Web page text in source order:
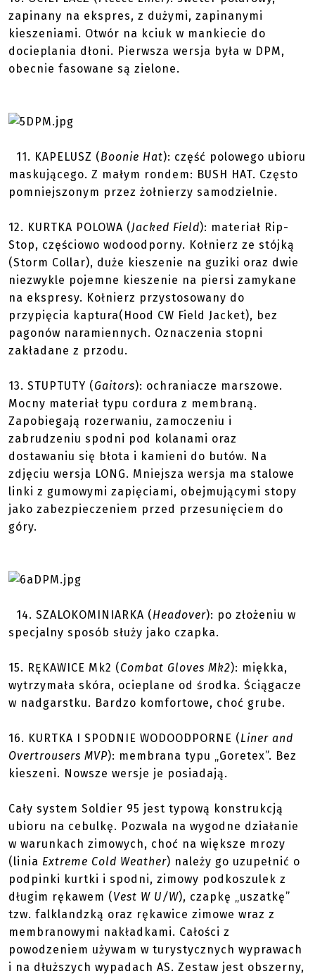
zapinany na ekspres, z dużymi, zapinanymi
kieszeniami. Otwór na kciuk w mankiecie do
docieplania dłoni. Pierwsza wersja była w DPM,
obecnie fasowane są zielone.
11. KAPELUSZ (Boonie Hat): część polowego ubioru
maskującego. Z małym rondem: BUSH HAT. Często
pomniejszonym przez żołnierzy samodzielnie.
12. KURTKA POLOWA (Jacked Field): materiał Rip-
Stop, częściowo wodoodporny. Kołnierz ze stójką
(Storm Collar), duże kieszenie na guziki oraz dwie
niezwykle pojemne kieszenie na piersi zamykane
na ekspresy. Kołnierz przystosowany do
przypięcia kaptura(Hood CW Field Jacket), bez
pagonów naramiennych. Oznaczenia stopni
zakładane z przodu.
13. STUPTUTY (Gaitors): ochraniacze marszowe.
Mocny materiał typu cordura z membraną.
Zapobiegają rozerwaniu, zamoczeniu i
zabrudzeniu spodni pod kolanami oraz
dostawaniu się błota i kamieni do butów. Na
zdjęciu wersja LONG. Mniejsza wersja ma stalowe
linki z gumowymi zapięciami, obejmującymi stopy
jako zabezpieczeniem przed przesunięciem do
góry.
14. SZALOKOMINIARKA (Headover): po złożeniu w
specjalny sposób służy jako czapka.
15. RĘKAWICE Mk2 (Combat Gloves Mk2): miękka,
wytrzymała skóra, ocieplane od środka. Ściągacze
w nadgarstku. Bardzo komfortowe, choć grube.
16. KURTKA I SPODNIE WODOODPORNE (Liner and
Overtrousers MVP): membrana typu „Goretex”. Bez
kieszeni. Nowsze wersje je posiadają.
Cały system Soldier 95 jest typową konstrukcją
ubioru na cebulkę. Pozwala na wygodne działanie
w warunkach zimowych, choć na większe mrozy
(linia Extreme Cold Weather) należy go uzupełnić o
podpinki kurtki i spodni, zimowy podkoszulek z
długim rękawem (Vest W U/W), czapkę „uszatkę”
tzw. falklandzką oraz rękawice zimowe wraz z
membranowymi nakładkami. Całości z
powodzeniem używam w turystycznych wyprawach
i na dłuższych wypadach AS. Zestaw jest obszerny,